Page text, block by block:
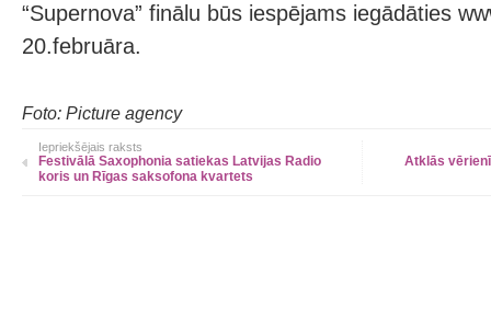
“Supernova” finālu būs iespējams iegādāties
20.februāra.
Foto: Picture agency
Iepriekšējais raksts
Festivālā Saxophonia satiekas Latvijas Radio
koris un Rīgas saksofona kvartets
Atklās